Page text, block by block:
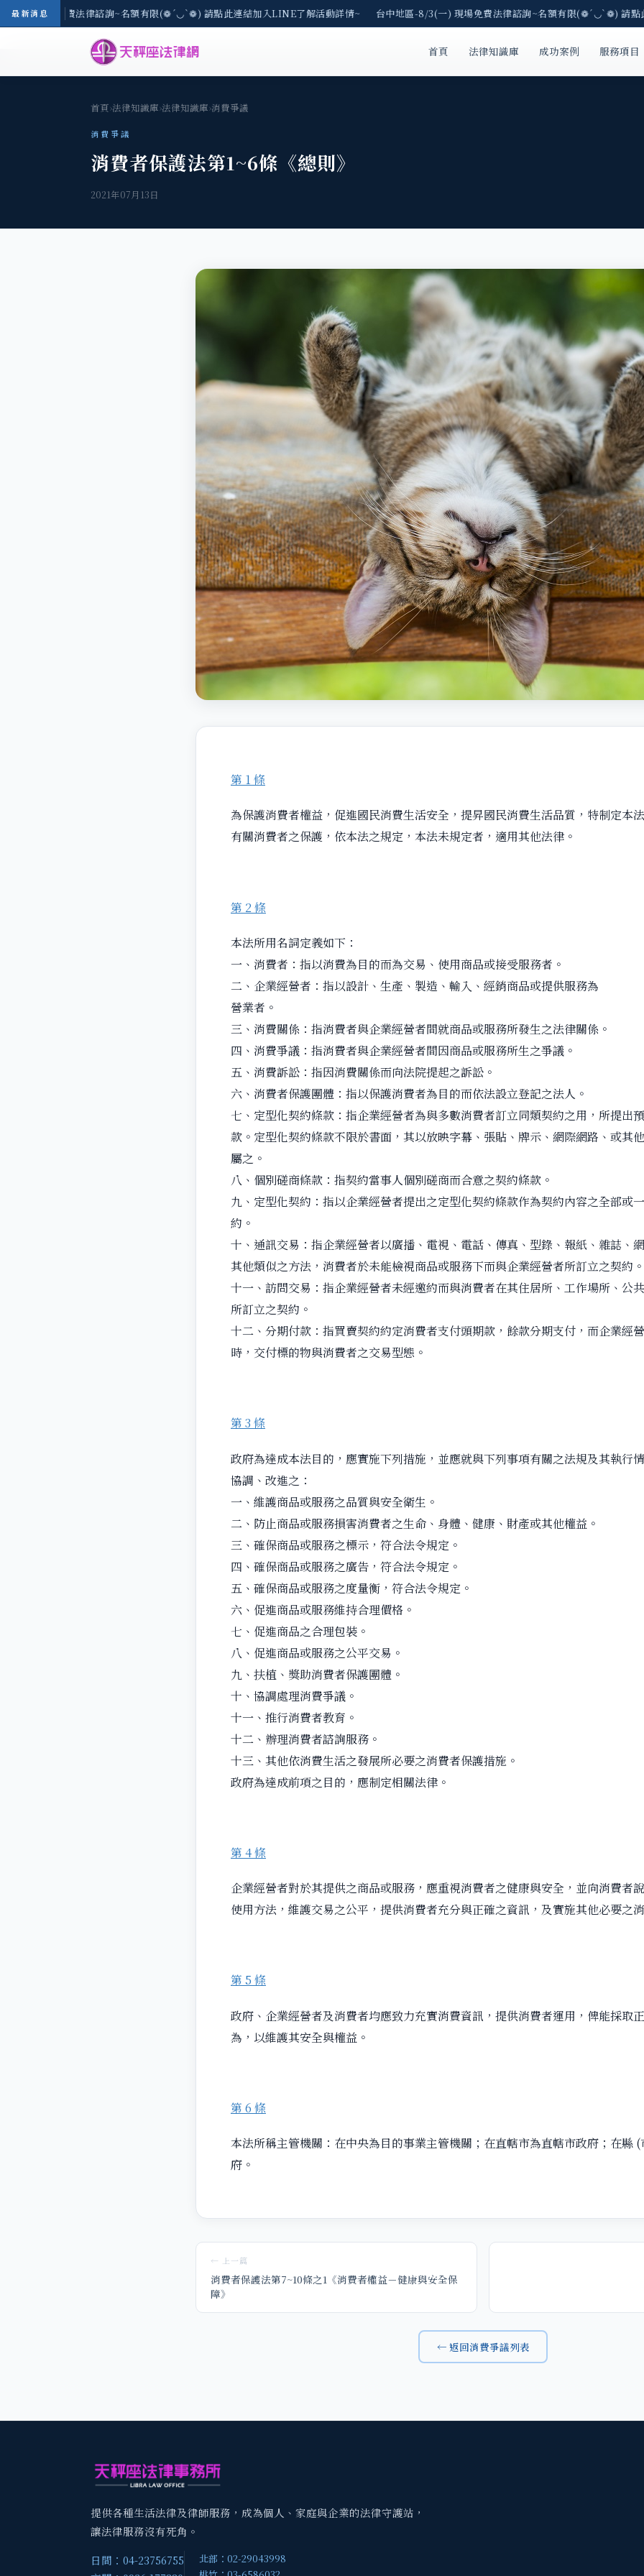
最新消息
一) 現場免費法律諮詢~名額有限(❁´◡`❁) 請點此連結加入LINE了解活動詳情~ 台中地區-8/3(一) 現場免費法律諮詢~名額有限(❁´◡`❁) 請點此
首頁 法律知識庫 成功案例 服務項目
首頁›法律知識庫›法律知識庫›消費爭議
消費爭議
消費者保護法第1~6條《總則》
2021年07月13日
第 1 條
為保護消費者權益，促進國民消費生活安全，提昇國民消費生活品質，特制定本
有關消費者之保護，依本法之規定，本法未規定者，適用其他法律。
第 2 條
本法所用名詞定義如下：
一、消費者：指以消費為目的而為交易、使用商品或接受服務者。
二、企業經營者：指以設計、生產、製造、輸入、經銷商品或提供服務為
營業者。
三、消費關係：指消費者與企業經營者間就商品或服務所發生之法律關係。
四、消費爭議：指消費者與企業經營者間因商品或服務所生之爭議。
五、消費訴訟：指因消費關係而向法院提起之訴訟。
六、消費者保護團體：指以保護消費者為目的而依法設立登記之法人。
七、定型化契約條款：指企業經營者為與多數消費者訂立同類契約之用，所提出
款。定型化契約條款不限於書面，其以放映字幕、張貼、牌示、網際網路、或其
屬之。
八、個別磋商條款：指契約當事人個別磋商而合意之契約條款。
九、定型化契約：指以企業經營者提出之定型化契約條款作為契約內容之全部或
約。
十、通訊交易：指企業經營者以廣播、電視、電話、傳真、型錄、報紙、雜誌、
其他類似之方法，消費者於未能檢視商品或服務下而與企業經營者所訂立之契約。
十一、訪問交易：指企業經營者未經邀約而與消費者在其住居所、工作場所、公
所訂立之契約。
十二、分期付款：指買賣契約約定消費者支付頭期款，餘款分期支付，而企業經
時，交付標的物與消費者之交易型態。
第 3 條
政府為達成本法目的，應實施下列措施，並應就與下列事項有關之法規及其執行
協調、改進之：
一、維護商品或服務之品質與安全衛生。
二、防止商品或服務損害消費者之生命、身體、健康、財產或其他權益。
三、確保商品或服務之標示，符合法令規定。
四、確保商品或服務之廣告，符合法令規定。
五、確保商品或服務之度量衡，符合法令規定。
六、促進商品或服務維持合理價格。
七、促進商品之合理包裝。
八、促進商品或服務之公平交易。
九、扶植、獎助消費者保護團體。
十、協調處理消費爭議。
十一、推行消費者教育。
十二、辦理消費者諮詢服務。
十三、其他依消費生活之發展所必要之消費者保護措施。
政府為達成前項之目的，應制定相關法律。
第 4 條
企業經營者對於其提供之商品或服務，應重視消費者之健康與安全，並向消費者
使用方法，維護交易之公平，提供消費者充分與正確之資訊，及實施其他必要之
第 5 條
政府、企業經營者及消費者均應致力充實消費資訊，提供消費者運用，俾能採取
為，以維護其安全與權益。
第 6 條
本法所稱主管機關：在中央為目的事業主管機關；在直轄市為直轄市政府；在縣
府。
← 上一篇
消費者保護法第7~10條之1《消費者權益－健康與安全保
障》
← 返回消費爭議列表
提供各種生活法律及律師服務，成為個人、家庭與企業的法律守護站，
讓法律服務沒有死角。
日間：04-23756755
北部：02-29043998